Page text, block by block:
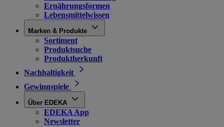
Ernährungsformen
Lebensmittelwissen
Marken & Produkte
Sortiment
Produktsuche
Produktherkunft
Nachhaltigkeit
Gewinnspiele
Über EDEKA
EDEKA App
Newsletter